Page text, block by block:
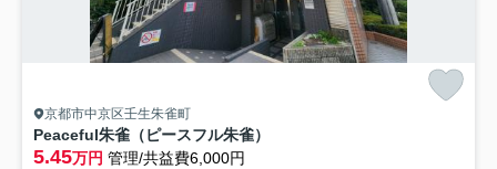
京都市中京区壬生朱雀町
Peaceful朱雀（ピースフル朱雀）
5.45万円 管理/共益費6,000円